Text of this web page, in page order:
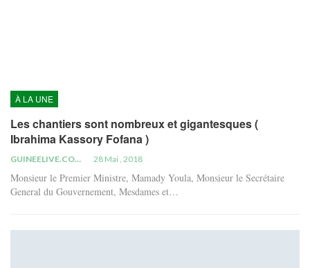
À LA UNE
Les chantiers sont nombreux et gigantesques (
Ibrahima Kassory Fofana )
GUINEELIVE.COM 28 Mai , 2018
Monsieur le Premier Ministre, Mamady Youla, Monsieur le Secrétaire
General du Gouvernement, Mesdames et…